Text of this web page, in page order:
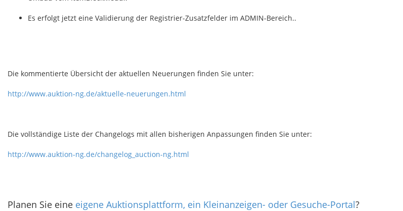
Es erfolgt jetzt eine Validierung der Registrier-Zusatzfelder im ADMIN-Bereich..
Die kommentierte Übersicht der aktuellen Neuerungen finden Sie unter:
http://www.auktion-ng.de/aktuelle-neuerungen.html
Die vollständige Liste der Changelogs mit allen bisherigen Anpassungen finden Sie unter:
http://www.auktion-ng.de/changelog_auction-ng.html
Planen Sie eine eigene Auktionsplattform, ein Kleinanzeigen- oder Gesuche-Portal?